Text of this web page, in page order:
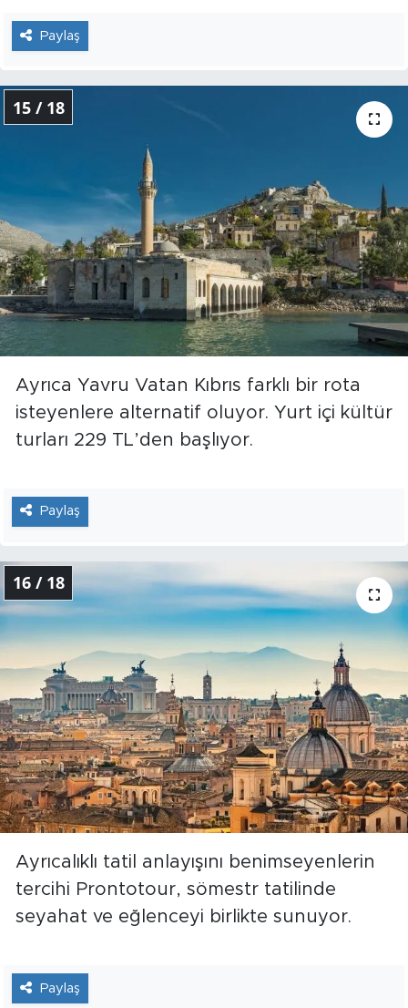
Paylaş
15 / 18
Ayrıca Yavru Vatan Kıbrıs farklı bir rota
isteyenlere alternatif oluyor. Yurt içi kültür
turları 229 TL’den başlıyor.
Paylaş
16 / 18
Ayrıcalıklı tatil anlayışını benimseyenlerin
tercihi Prontotour, sömestr tatilinde
seyahat ve eğlenceyi birlikte sunuyor.
Paylaş